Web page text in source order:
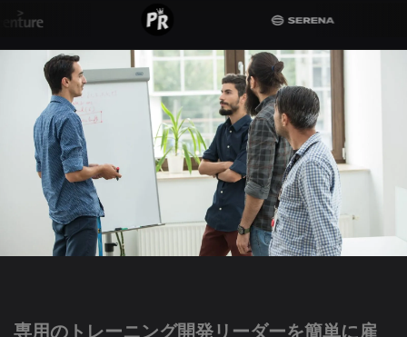
専用のトレーニング開発リーダーを簡単に雇